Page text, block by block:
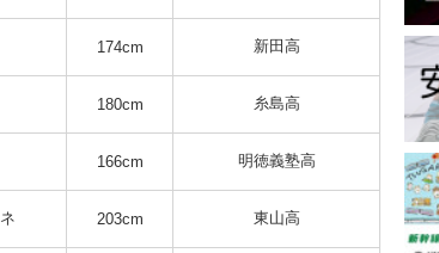
174cm 新田高
180cm 糸島高
166cm 明徳義塾高
203cm 東山高